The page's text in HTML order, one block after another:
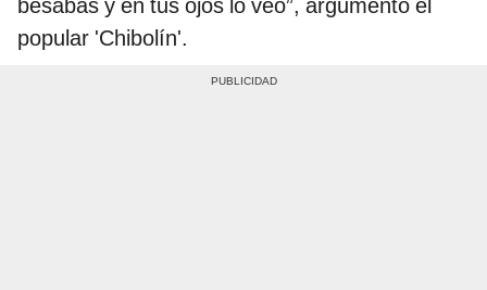
besabas y en tus ojos lo veo”, argumentó el
popular 'Chibolín'.